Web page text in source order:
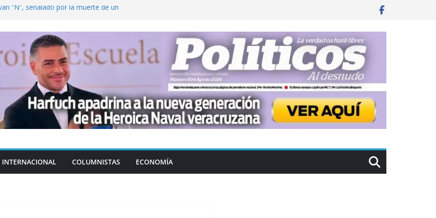
“N”, señalado por la muerte de un
EL MEDALLERO
Argentina para despedir a su padre, Jorge
Morena suspende derechos
y Grace Palomares
Veracruz; aumentan a 33 los
secos
INTERNACIONAL COLUMNISTAS ECONOMÍA